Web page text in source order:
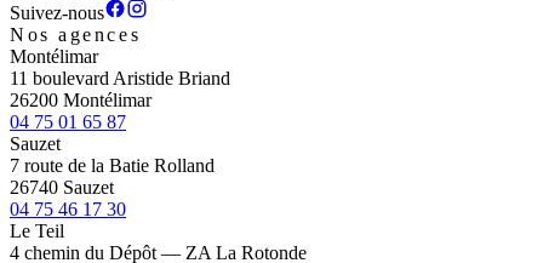
Suivez-nous
Nos agences
Montélimar
11 boulevard Aristide Briand
26200 Montélimar
04 75 01 65 87
Sauzet
7 route de la Batie Rolland
26740 Sauzet
04 75 46 17 30
Le Teil
4 chemin du Dépôt — ZA La Rotonde